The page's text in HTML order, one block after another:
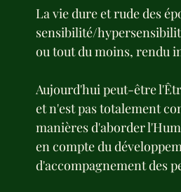
La vie dure et rude des
sensibilité/
ou tout du moins, rendu
Aujourd'hui peut-être
et n'est pas totalement
manières d'aborder
en compte du
d'accompagnement des